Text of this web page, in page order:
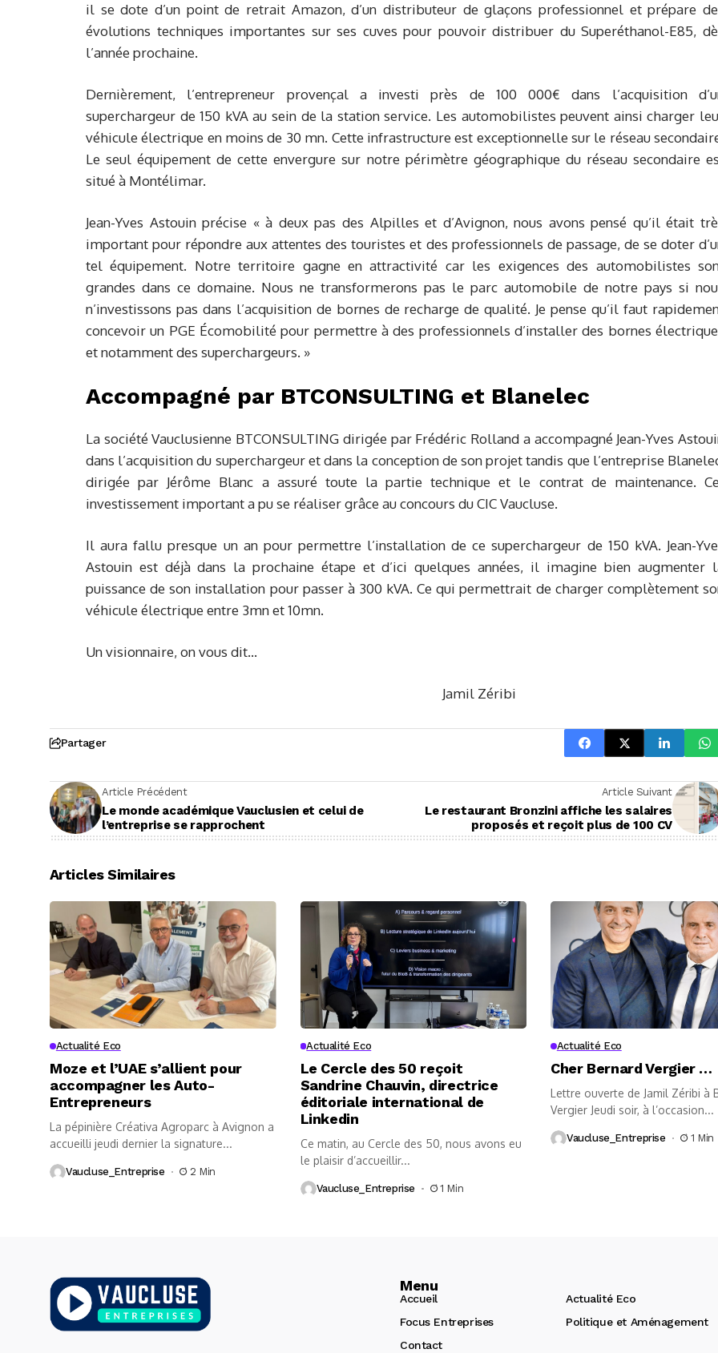
il se dote d’un point de retrait Amazon, d’un distributeur de glaçons professionnel et prépare
évolutions techniques importantes sur ses cuves pour pouvoir distribuer du Superéthanol-E85,
l’année prochaine.
Dernièrement, l’entrepreneur provençal a investi près de 100 000€ dans l’acquisition
superchargeur de 150 kVA au sein de la station service. Les automobilistes peuvent ainsi charger
véhicule électrique en moins de 30 mn. Cette infrastructure est exceptionnelle sur le réseau
Le seul équipement de cette envergure sur notre périmètre géographique du réseau secondaire
situé à Montélimar.
Jean-Yves Astouin précise « à deux pas des Alpilles et d’Avignon, nous avons pensé qu’il était
important pour répondre aux attentes des touristes et des professionnels de passage, de se doter
tel équipement. Notre territoire gagne en attractivité car les exigences des automobilistes
grandes dans ce domaine. Nous ne transformerons pas le parc automobile de notre pays si
n’investissons pas dans l’acquisition de bornes de recharge de qualité. Je pense qu’il faut
concevoir un PGE Écomobilité pour permettre à des professionnels d’installer des bornes
et notamment des superchargeurs. »
Accompagné par BTCONSULTING et Blanelec
La société Vauclusienne BTCONSULTING dirigée par Frédéric Rolland a accompagné Jean-Yves
dans l’acquisition du superchargeur et dans la conception de son projet tandis que l’entreprise
dirigée par Jérôme Blanc a assuré toute la partie technique et le contrat de maintenance.
investissement important a pu se réaliser grâce au concours du CIC Vaucluse.
Il aura fallu presque un an pour permettre l’installation de ce superchargeur de 150 kVA. Jean-
Astouin est déjà dans la prochaine étape et d’ici quelques années, il imagine bien augmenter
puissance de son installation pour passer à 300 kVA. Ce qui permettrait de charger complètement
véhicule électrique entre 3mn et 10mn.
Un visionnaire, on vous dit…
Jamil Zéribi
Partager
Article Précédent
Le monde académique Vauclusien et celui de
l’entreprise se rapprochent
Article Suivant
Le restaurant Bronzini affiche les salaires
proposés et reçoit plus de 100 CV
Articles Similaires
Actualité Eco
Moze et l’UAE s’allient pour
accompagner les Auto-
Entrepreneurs
La pépinière Créativa Agroparc à Avignon a
accueilli jeudi dernier la signature...
Vaucluse_Entreprise 2 Min
Actualité Eco
Le Cercle des 50 reçoit
Sandrine Chauvin, directrice
éditoriale international de
Linkedin
Ce matin, au Cercle des 50, nous avons eu
le plaisir d’accueillir...
Vaucluse_Entreprise 1 Min
Actualité Eco
Cher Bernard Vergier …
Lettre ouverte de Jamil Zéribi à
Vergier Jeudi soir, à l’occasion...
Vaucluse_Entreprise 1 Min
Menu
Accueil
Actualité Eco
Focus Entreprises
Politique et Aménagement
Contact